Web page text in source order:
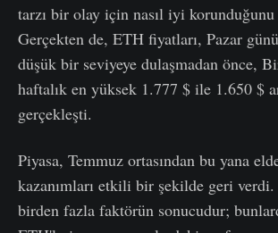
tarzı bir olay için nasıl iyi korunduğunu
Gerçekten de, ETH fiyatları, Pazar
düşük bir seviyeye dulaşmadan önce,
haftalık en yüksek 1.777 $ ile 1.650 $
gerçekleşti.
Piyasa, Temmuz ortasından bu yana
kazanımları etkili bir şekilde geri verdi.
birden fazla faktörün sonucudur;